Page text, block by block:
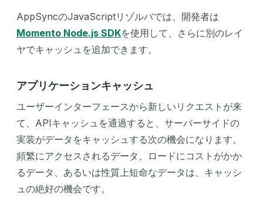
AppSyncのJavaScriptリゾルバでは、開発者は
Momento Node.js SDKを使用して、さらに別のレイ
ヤでキャッシュを追加できます。
アプリケーションキャッシュ
ユーザーインターフェースから新しいリクエストが来
て、APIキャッシュを通過すると、サーバーサイドの
実装がデータをキャッシュする次の機会になります。
頻繁にアクセスされるデータ、ロードにコストがかか
るデータ、あるいは性質上短命なデータは、キャッシ
ュの絶好の機会です。